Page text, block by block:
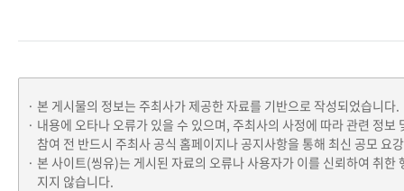
본 게시물의 정보는 주최사가 제공한 자료를 기반으로 작성되었습니다.
내용에 오타나 오류가 있을 수 있으며, 주최사의 사정에 따라 관련 정보
참여 전 반드시 주최사 공식 홈페이지나 공지사항을 통해 최신 공모 요
본 사이트(씽유)는 게시된 자료의 오류나 사용자가 이를 신뢰하여 취한
지지 않습니다.